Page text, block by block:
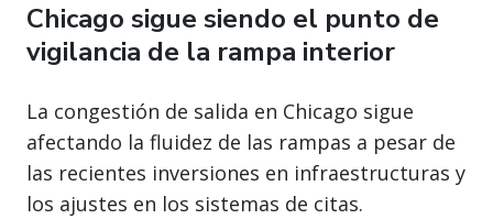
Chicago sigue siendo el punto de
vigilancia de la rampa interior
La congestión de salida en Chicago sigue
afectando la fluidez de las rampas a pesar de
las recientes inversiones en infraestructuras y
los ajustes en los sistemas de citas.